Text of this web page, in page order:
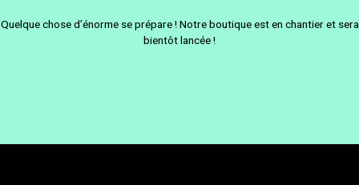
Quelque chose d’énorme se prépare ! Notre boutique est en chantier et sera
bientôt lancée !